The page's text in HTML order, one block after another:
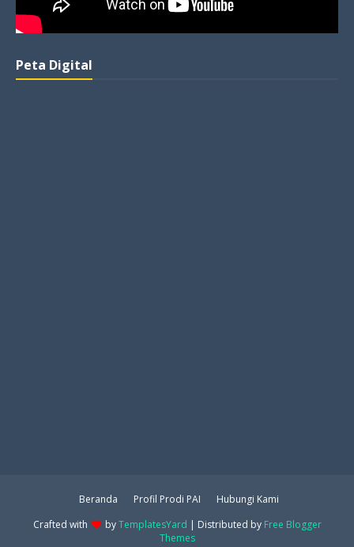
Peta Digital
Beranda Profil Prodi PAI
Hubungi Kami
Crafted with
byTemplatesYard | Distributed by Free Blogger
Themes